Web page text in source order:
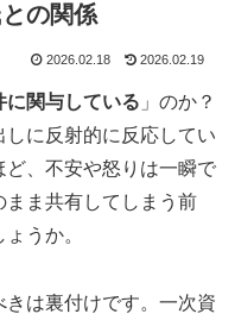
の関係
2026.02.18 2026.02.19
に関与している 」のか？
に反射的に反応してい
ど、不安や怒りは一瞬で
まま共有してしまう前
うか。
は裏付けです。一次資